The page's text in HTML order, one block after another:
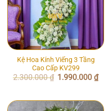
Kệ Hoa Kính Viếng 3 Tầng
Cao Cấp KV299
2.300.000₫ Giá
gốc
1.990.000₫Giá